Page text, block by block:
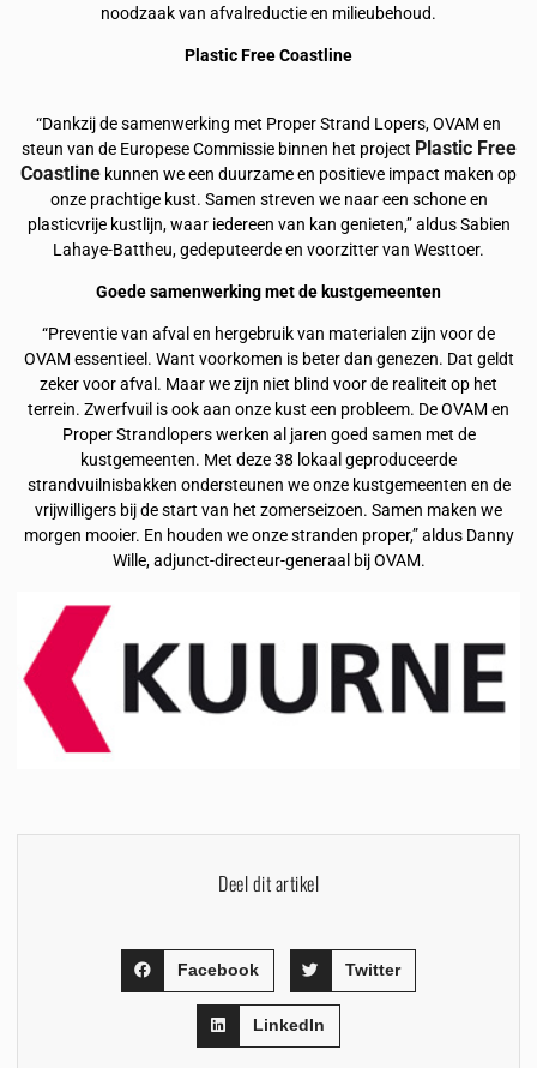
noodzaak van afvalreductie en milieubehoud.
Plastic Free Coastline
“Dankzij de samenwerking met Proper Strand Lopers, OVAM en
steun van de Europese Commissie binnen het project Plastic Free
Coastline kunnen we een duurzame en positieve impact maken op
onze prachtige kust. Samen streven we naar een schone en
plasticvrije kustlijn, waar iedereen van kan genieten,” aldus Sabien
Lahaye-Battheu, gedeputeerde en voorzitter van Westtoer.
Goede samenwerking met de kustgemeenten
“Preventie van afval en hergebruik van materialen zijn voor de
OVAM essentieel. Want voorkomen is beter dan genezen. Dat geldt
zeker voor afval. Maar we zijn niet blind voor de realiteit op het
terrein. Zwerfvuil is ook aan onze kust een probleem. De OVAM en
Proper Strandlopers werken al jaren goed samen met de
kustgemeenten. Met deze 38 lokaal geproduceerde
strandvuilnisbakken ondersteunen we onze kustgemeenten en de
vrijwilligers bij de start van het zomerseizoen. Samen maken we
morgen mooier. En houden we onze stranden proper,” aldus Danny
Wille, adjunct-directeur-generaal bij OVAM.
Deel dit artikel
Facebook Twitter
LinkedIn